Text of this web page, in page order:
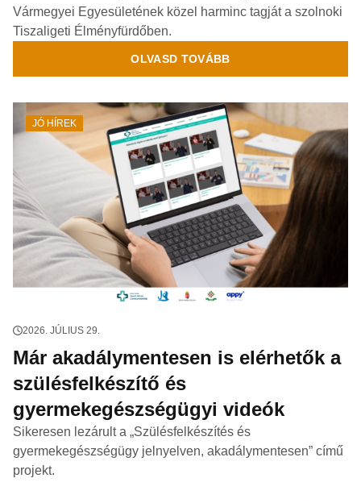
Vármegyei Egyesületének közel harminc tagját a szolnoki
Tiszaligeti Élményfürdőben.
OLVASD TOVÁBB
JÓ HÍREK
2026. JÚLIUS 29.
Már akadálymentesen is elérhetők a
szülésfelkészítő és
gyermekegészségügyi videók
Sikeresen lezárult a „Szülésfelkészítés és
gyermekegészségügy jelnyelven, akadálymentesen” című
projekt.